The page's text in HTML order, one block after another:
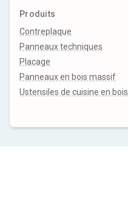
Produits
Contreplaque
Panneaux techniques
Placage
Panneaux en bois massif
Ustensiles de cuisine en bois